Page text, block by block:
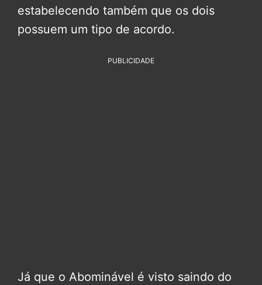
estabelecendo também que os dois
possuem um tipo de acordo.
PUBLICIDADE
Já que o Abominável é visto saindo do